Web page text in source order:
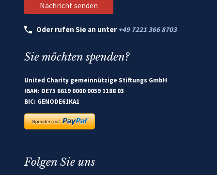
Oder rufen Sie an unter +49 7221 366 8703
Sie möchten spenden?
United Charity gemeinnützige Stiftungs GmbH
IBAN: DE75 6619 0000 0059 1188 03
BIC: GENODE61KA1
Folgen Sie uns